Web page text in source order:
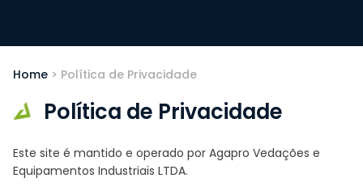
Home > Política de Privacidade
Política de Privacidade
Este site é mantido e operado por Agapro Vedações e
Equipamentos Industriais LTDA.